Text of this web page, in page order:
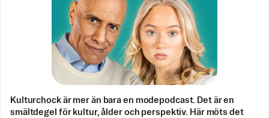
Kulturchock är mer än bara en modepodcast. Det är en
smältdegel för kultur, ålder och perspektiv. Här möts det